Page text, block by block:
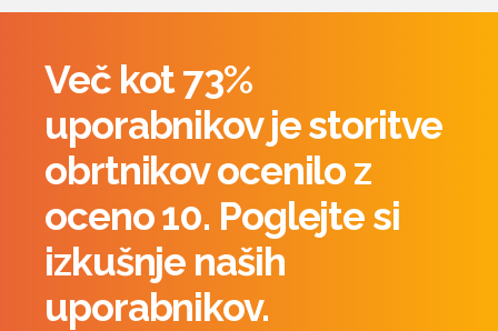
Več kot 73%
uporabnikov je storitve
obrtnikov ocenilo z
oceno 10. Poglejte si
izkušnje naših
uporabnikov.